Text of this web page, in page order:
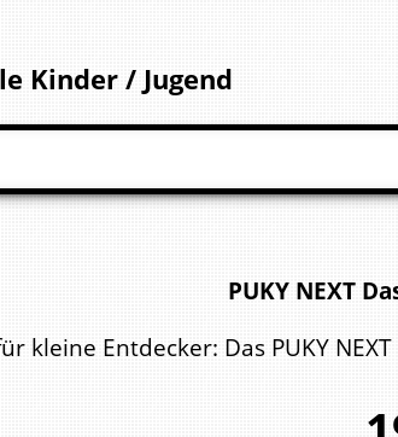
Kinder / Jugend
PUKY NEXT
kleine Entdecker: Das PUKY